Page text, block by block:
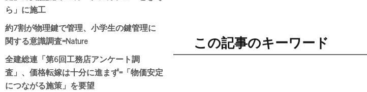
この記事のキーワード
ら」に施工
約7割が物理鍵で管理、小学生の鍵管理に
関する意識調査=Nature
全建総連「第6回工務店アンケート調
査」、価格転嫁は十分に進まず=「物価安定
につながる施策」を要望